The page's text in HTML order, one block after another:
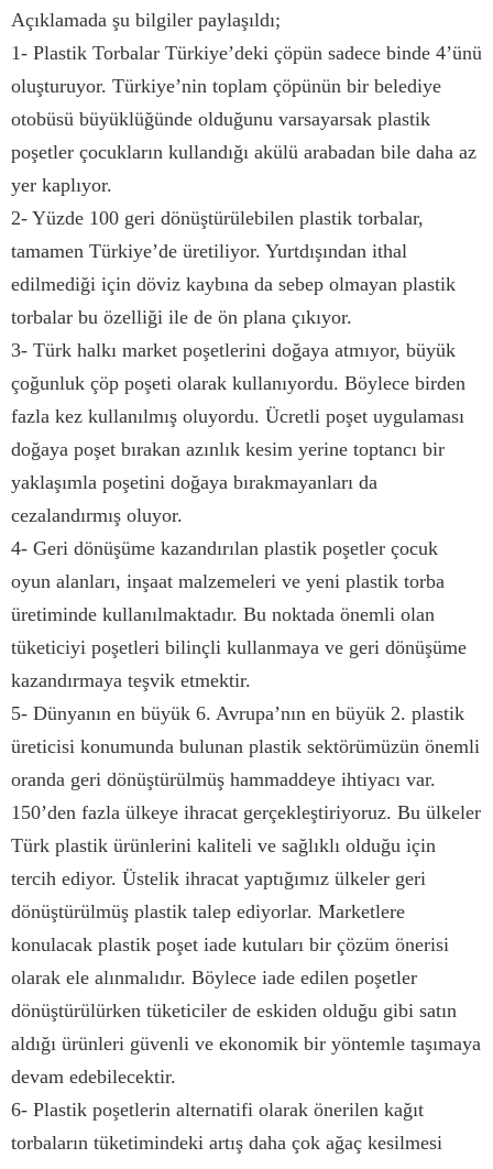
Açıklamada şu bilgiler paylaşıldı;
1- Plastik Torbalar Türkiye’deki çöpün sadece binde 4’ünü
oluşturuyor. Türkiye’nin toplam çöpünün bir belediye
otobüsü büyüklüğünde olduğunu varsayarsak plastik
poşetler çocukların kullandığı akülü arabadan bile daha az
yer kaplıyor.
2- Yüzde 100 geri dönüştürülebilen plastik torbalar,
tamamen Türkiye’de üretiliyor. Yurtdışından ithal
edilmediği için döviz kaybına da sebep olmayan plastik
torbalar bu özelliği ile de ön plana çıkıyor.
3- Türk halkı market poşetlerini doğaya atmıyor, büyük
çoğunluk çöp poşeti olarak kullanıyordu. Böylece birden
fazla kez kullanılmış oluyordu. Ücretli poşet uygulaması
doğaya poşet bırakan azınlık kesim yerine toptancı bir
yaklaşımla poşetini doğaya bırakmayanları da
cezalandırmış oluyor.
4- Geri dönüşüme kazandırılan plastik poşetler çocuk
oyun alanları, inşaat malzemeleri ve yeni plastik torba
üretiminde kullanılmaktadır. Bu noktada önemli olan
tüketiciyi poşetleri bilinçli kullanmaya ve geri dönüşüme
kazandırmaya teşvik etmektir.
5- Dünyanın en büyük 6. Avrupa’nın en büyük 2. plastik
üreticisi konumunda bulunan plastik sektörümüzün önemli
oranda geri dönüştürülmüş hammaddeye ihtiyacı var.
150’den fazla ülkeye ihracat gerçekleştiriyoruz. Bu ülkeler
Türk plastik ürünlerini kaliteli ve sağlıklı olduğu için
tercih ediyor. Üstelik ihracat yaptığımız ülkeler geri
dönüştürülmüş plastik talep ediyorlar. Marketlere
konulacak plastik poşet iade kutuları bir çözüm önerisi
olarak ele alınmalıdır. Böylece iade edilen poşetler
dönüştürülürken tüketiciler de eskiden olduğu gibi satın
aldığı ürünleri güvenli ve ekonomik bir yöntemle taşımaya
devam edebilecektir.
6- Plastik poşetlerin alternatifi olarak önerilen kağıt
torbaların tüketimindeki artış daha çok ağaç kesilmesi